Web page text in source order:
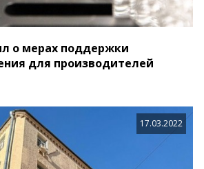
о мерах поддержки
для производителей
17.03.2022